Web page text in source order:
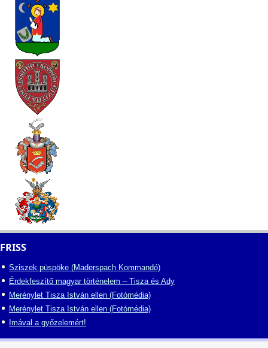
FRISS
Sziszek püspöke (Maderspach Kommandó)
Érdekfeszítő magyar történelem – Tisza és Ady
Merénylet Tisza István ellen (Fotómédia)
Merénylet Tisza István ellen (Fotómédia)
Imával a győzelemért!